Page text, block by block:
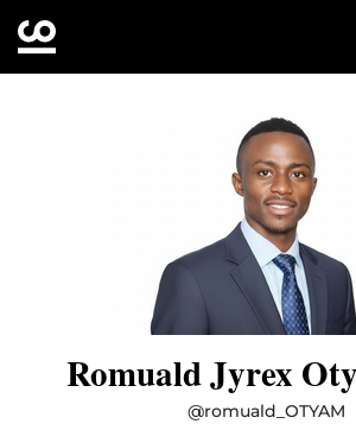
Romuald Jyrex
@romuald_OTYAM